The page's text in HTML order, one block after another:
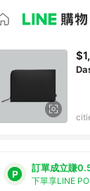
訂單成立賺
下單享LINE